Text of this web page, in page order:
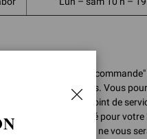
dédiée "Suivre votre
nécessaires. Vous
votre colis dans un point de
le coursier désigné pour
le coût du service ne vous